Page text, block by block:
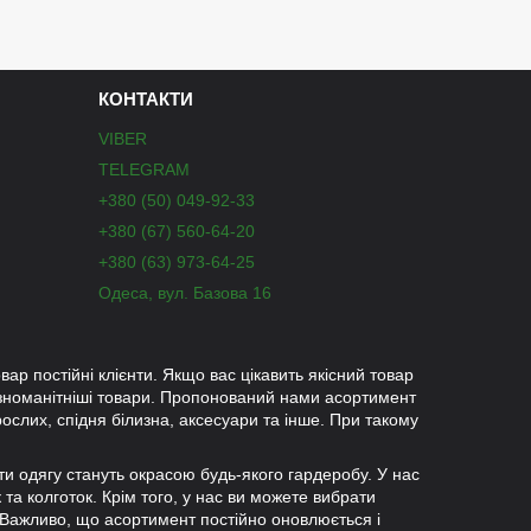
КОНТАКТИ
VIBER
TELEGRAM
+380 (50) 049-92-33
+380 (67) 560-64-20
+380 (63) 973-64-25
Одеса, вул. Базова 16
постійні клієнти. Якщо вас цікавить якісний товар
товари. Пропонований нами асортимент
спідня білизна, аксесуари та інше. При такому
одягу стануть окрасою будь-якого гардеробу. У нас
та колготок. Крім того, у нас ви можете вибрати
що асортимент постійно оновлюється і